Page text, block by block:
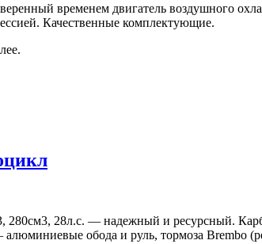
временем двигатель воздушного
Качественные комплектующие.
28л.с. — надежный и ресурсный.
обода и руль, тормоза Brembo